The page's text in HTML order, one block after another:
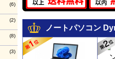
(6)
(2)
(8)
(3)
ノートパソコン